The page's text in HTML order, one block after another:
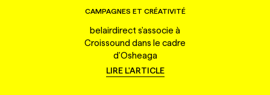
CAMPAGNES ET CRÉATIVITÉ
belairdirect s'associe à
Croissound dans le cadre
d'Osheaga
LIRE L'ARTICLE